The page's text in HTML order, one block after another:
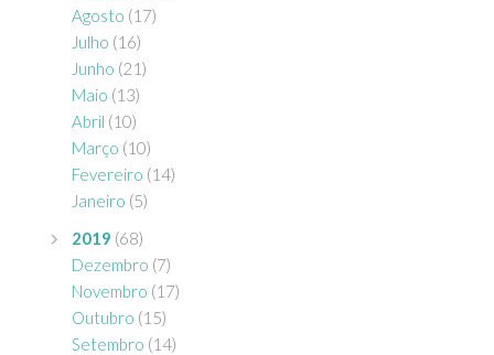
Agosto (17)
Julho (16)
Junho (21)
Maio (13)
Abril (10)
Março (10)
Fevereiro (14)
Janeiro (5)
2019 (68)
Dezembro (7)
Novembro (17)
Outubro (15)
Setembro (14)